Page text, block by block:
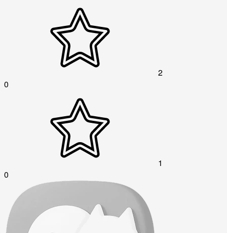
2
0
1
0